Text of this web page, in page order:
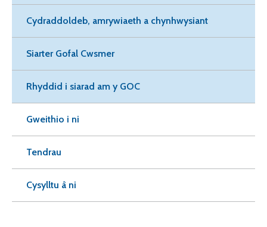
Cydraddoldeb, amrywiaeth a chynhwysiant
Siarter Gofal Cwsmer
Rhyddid i siarad am y GOC
Gweithio i ni
Tendrau
Cysylltu â ni